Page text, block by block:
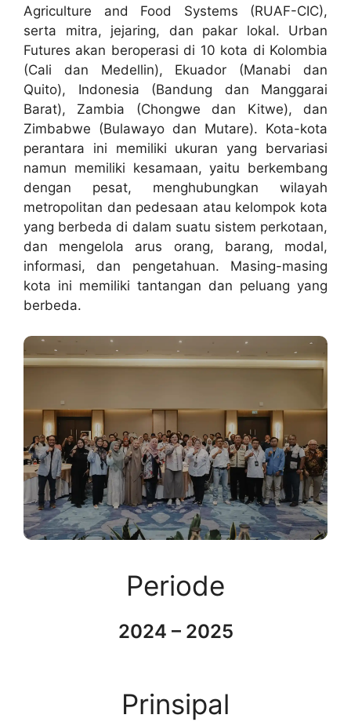
Agriculture and Food Systems (RUAF-CIC),
serta mitra, jejaring, dan pakar lokal. Urban
Futures akan beroperasi di 10 kota di Kolombia
(Cali dan Medellin), Ekuador (Manabi dan
Quito), Indonesia (Bandung dan Manggarai
Barat), Zambia (Chongwe dan Kitwe), dan
Zimbabwe (Bulawayo dan Mutare). Kota-kota
perantara ini memiliki ukuran yang bervariasi
namun memiliki kesamaan, yaitu berkembang
dengan pesat, menghubungkan wilayah
metropolitan dan pedesaan atau kelompok kota
yang berbeda di dalam suatu sistem perkotaan,
dan mengelola arus orang, barang, modal,
informasi, dan pengetahuan. Masing-masing
kota ini memiliki tantangan dan peluang yang
berbeda.
Periode
2024 – 2025
Prinsipal